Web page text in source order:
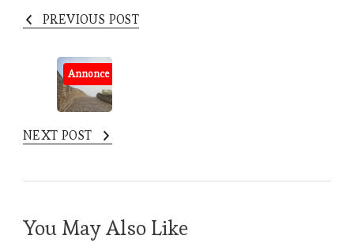
PREVIOUS POST
Annonce
NEXT POST
You May Also Like